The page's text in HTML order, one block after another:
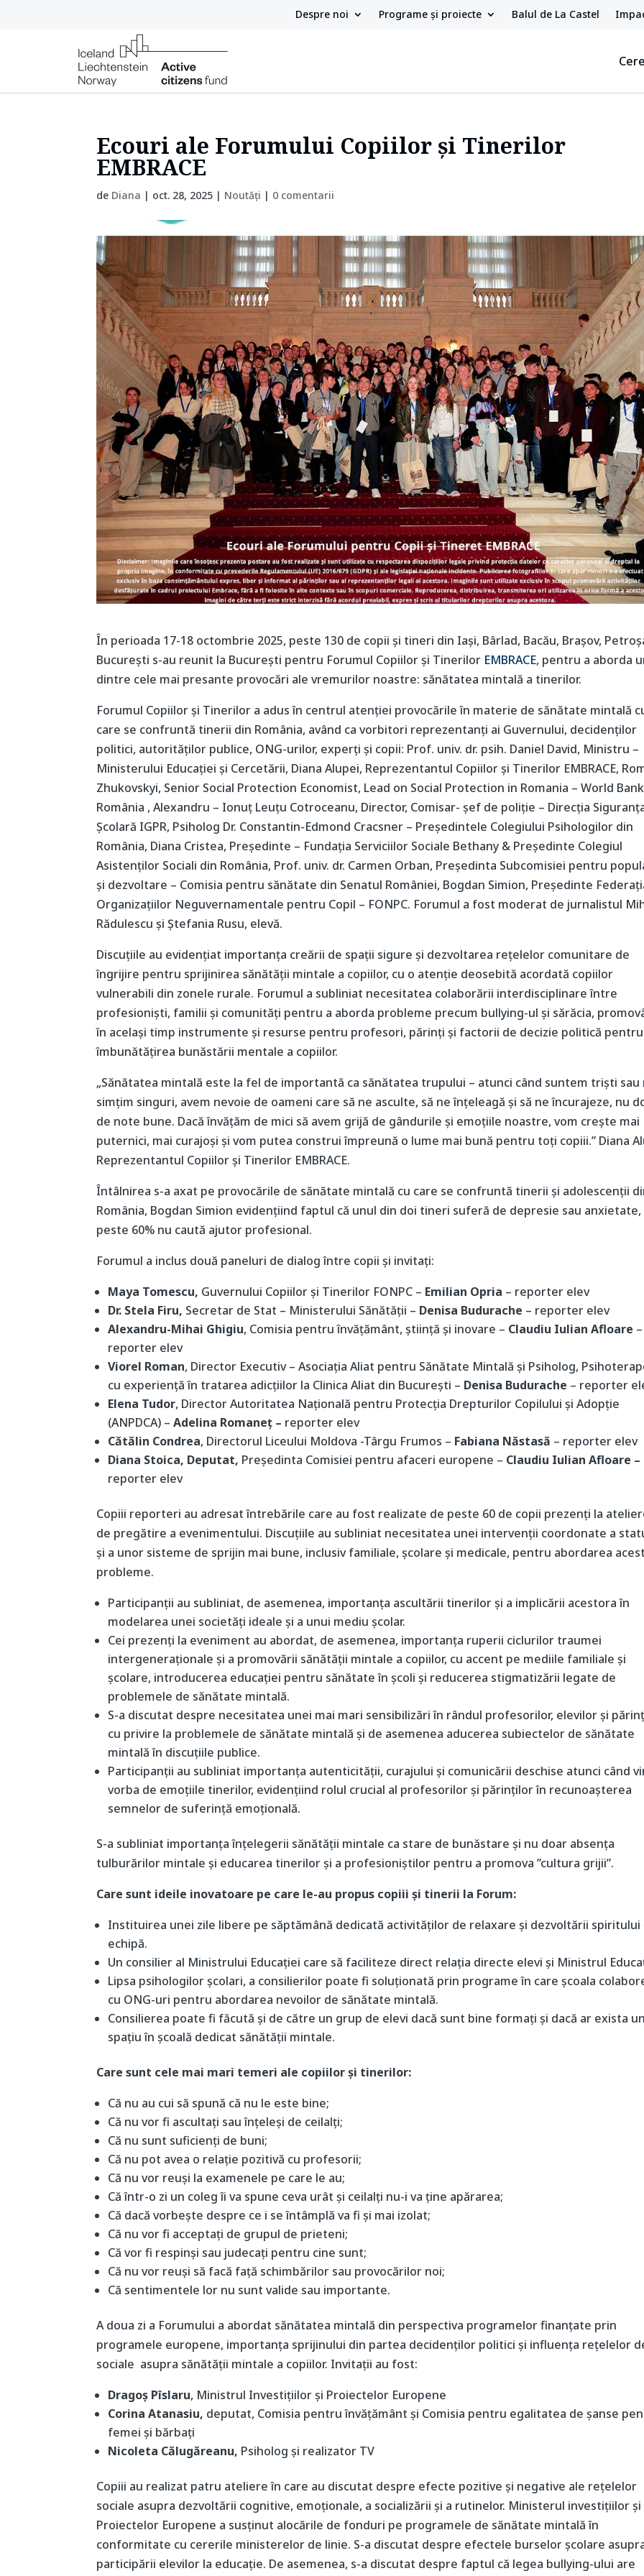
Despre noi Programe și proiecte Balul de La Castel
Ecouri ale Forumului Copiilor și Tinerilor
EMBRACE
de Diana | oct. 28, 2025 | Noutăți | 0 comentarii
În perioada 17-18 octombrie 2025, peste 130 de copii și tineri din Iași, Bârlad, Bacău, Brașov,
București s-au reunit la București pentru Forumul Copiilor și Tinerilor EMBRACE, pentru a aborda
dintre cele mai presante provocări ale vremurilor noastre: sănătatea mintală a tinerilor.
Forumul Copiilor și Tinerilor a adus în centrul atenției provocările în materie de sănătate mintală
care se confruntă tinerii din România, având ca vorbitori reprezentanți ai Guvernului, decidenților
politici, autorităților publice, ONG-urilor, experți și copii: Prof. univ. dr. psih. Daniel David, Ministru –
Ministerului Educației și Cercetării, Diana Alupei, Reprezentantul Copiilor și Tinerilor EMBRACE,
Zhukovskyi, Senior Social Protection Economist, Lead on Social Protection in Romania – World Bank
România , Alexandru – Ionuț Leuțu Cotroceanu, Director, Comisar- șef de poliție – Direcția
Școlară IGPR, Psiholog Dr. Constantin-Edmond Cracsner – Președintele Colegiului Psihologilor din
România, Diana Cristea, Președinte – Fundația Serviciilor Sociale Bethany & Președinte Colegiul
Asistenților Sociali din România, Prof. univ. dr. Carmen Orban, Președinta Subcomisiei pentru
și dezvoltare – Comisia pentru sănătate din Senatul României, Bogdan Simion, Președinte
Organizațiilor Neguvernamentale pentru Copil – FONPC. Forumul a fost moderat de jurnalistul
Rădulescu și Ștefania Rusu, elevă.
Discuțiile au evidențiat importanța creării de spații sigure și dezvoltarea rețelelor comunitare de
îngrijire pentru sprijinirea sănătății mintale a copiilor, cu o atenție deosebită acordată copiilor
vulnerabili din zonele rurale. Forumul a subliniat necesitatea colaborării interdisciplinare între
profesioniști, familii și comunități pentru a aborda probleme precum bullying-ul și sărăcia,
în același timp instrumente și resurse pentru profesori, părinți și factorii de decizie politică pentru
îmbunătățirea bunăstării mentale a copiilor.
„Sănătatea mintală este la fel de importantă ca sănătatea trupului – atunci când suntem triști sau
simțim singuri, avem nevoie de oameni care să ne asculte, să ne înțeleagă și să ne încurajeze, nu
de note bune. Dacă învățăm de mici să avem grijă de gândurile și emoțiile noastre, vom crește mai
puternici, mai curajoși și vom putea construi împreună o lume mai bună pentru toți copiii.” Diana
Reprezentantul Copiilor și Tinerilor EMBRACE.
Întâlnirea s-a axat pe provocările de sănătate mintală cu care se confruntă tinerii și adolescenții
România, Bogdan Simion evidențiind faptul că unul din doi tineri suferă de depresie sau anxietate,
peste 60% nu caută ajutor profesional.
Forumul a inclus două paneluri de dialog între copii și invitați:
Maya Tomescu, Guvernului Copiilor și Tinerilor FONPC – Emilian Opria – reporter elev
Dr. Stela Firu, Secretar de Stat – Ministerului Sănătății – Denisa Budurache – reporter elev
Alexandru-Mihai Ghigiu, Comisia pentru învățământ, știință și inovare – Claudiu Iulian Afloare –
reporter elev
Viorel Roman, Director Executiv – Asociația Aliat pentru Sănătate Mintală și Psiholog,
cu experiență în tratarea adicțiilor la Clinica Aliat din București – Denisa Budurache – reporter
Elena Tudor, Director Autoritatea Națională pentru Protecția Drepturilor Copilului și Adopție
(ANPDCA) –Adelina Romaneț – reporter elev
Cătălin Condrea, Directorul Liceului Moldova -Târgu Frumos – Fabiana Năstasă – reporter elev
Diana Stoica, Deputat, Președinta Comisiei pentru afaceri europene – Claudiu Iulian Afloare –
reporter elev
Copiii reporteri au adresat întrebările care au fost realizate de peste 60 de copii prezenți la
de pregătire a evenimentului. Discuțiile au subliniat necesitatea unei intervenții coordonate a
și a unor sisteme de sprijin mai bune, inclusiv familiale, școlare și medicale, pentru abordarea
probleme.
Participanții au subliniat, de asemenea, importanța ascultării tinerilor și a implicării acestora în
modelarea unei societăți ideale și a unui mediu școlar.
Cei prezenți la eveniment au abordat, de asemenea, importanța ruperii ciclurilor traumei
intergeneraționale și a promovării sănătății mintale a copiilor, cu accent pe mediile familiale și
școlare, introducerea educației pentru sănătate în școli și reducerea stigmatizării legate de
problemele de sănătate mintală.
S-a discutat despre necesitatea unei mai mari sensibilizări în rândul profesorilor, elevilor și
cu privire la problemele de sănătate mintală și de asemenea aducerea subiectelor de sănătate
mintală în discuțiile publice.
Participanții au subliniat importanța autenticității, curajului și comunicării deschise atunci când
vorba de emoțiile tinerilor, evidențiind rolul crucial al profesorilor și părinților în recunoașterea
semnelor de suferință emoțională.
S-a subliniat importanța înțelegerii sănătății mintale ca stare de bunăstare și nu doar absența
tulburărilor mintale și educarea tinerilor și a profesioniștilor pentru a promova ”cultura grijii”.
Care sunt ideile inovatoare pe care le-au propus copiii și tinerii la Forum:
Instituirea unei zile libere pe săptămână dedicată activităților de relaxare și dezvoltării spiritului
echipă.
Un consilier al Ministrului Educației care să faciliteze direct relația directe elevi și Ministrul
Lipsa psihologilor școlari, a consilierilor poate fi soluționată prin programe în care școala
cu ONG-uri pentru abordarea nevoilor de sănătate mintală.
Consilierea poate fi făcută și de către un grup de elevi dacă sunt bine formați și dacă ar exista un
spațiu în școală dedicat sănătății mintale.
Care sunt cele mai mari temeri ale copiilor și tinerilor:
Că nu au cui să spună că nu le este bine;
Că nu vor fi ascultați sau înțeleși de ceilalți;
Că nu sunt suficienți de buni;
Că nu pot avea o relație pozitivă cu profesorii;
Că nu vor reuși la examenele pe care le au;
Că într-o zi un coleg îi va spune ceva urât și ceilalți nu-i va ține apărarea;
Că dacă vorbește despre ce i se întâmplă va fi și mai izolat;
Că nu vor fi acceptați de grupul de prieteni;
Că vor fi respinși sau judecați pentru cine sunt;
Că nu vor reuși să facă față schimbărilor sau provocărilor noi;
Că sentimentele lor nu sunt valide sau importante.
A doua zi a Forumului a abordat sănătatea mintală din perspectiva programelor finanțate prin
programele europene, importanța sprijinului din partea decidenților politici și influența rețelelor
sociale asupra sănătății mintale a copiilor. Invitații au fost:
Dragoș Pîslaru, Ministrul Investițiilor și Proiectelor Europene
Corina Atanasiu, deputat, Comisia pentru învăţământ și Comisia pentru egalitatea de şanse
femei şi bărbaţi
Nicoleta Călugăreanu, Psiholog și realizator TV
Copiii au realizat patru ateliere în care au discutat despre efecte pozitive și negative ale rețelelor
sociale asupra dezvoltării cognitive, emoționale, a socializării și a rutinelor. Ministerul investițiilor și
Proiectelor Europene a susținut alocările de fonduri pe programele de sănătate mintală în
conformitate cu cererile ministerelor de linie. S-a discutat despre efectele burselor școlare
participării elevilor la educație. De asemenea, s-a discutat despre faptul că legea bullying-ului are